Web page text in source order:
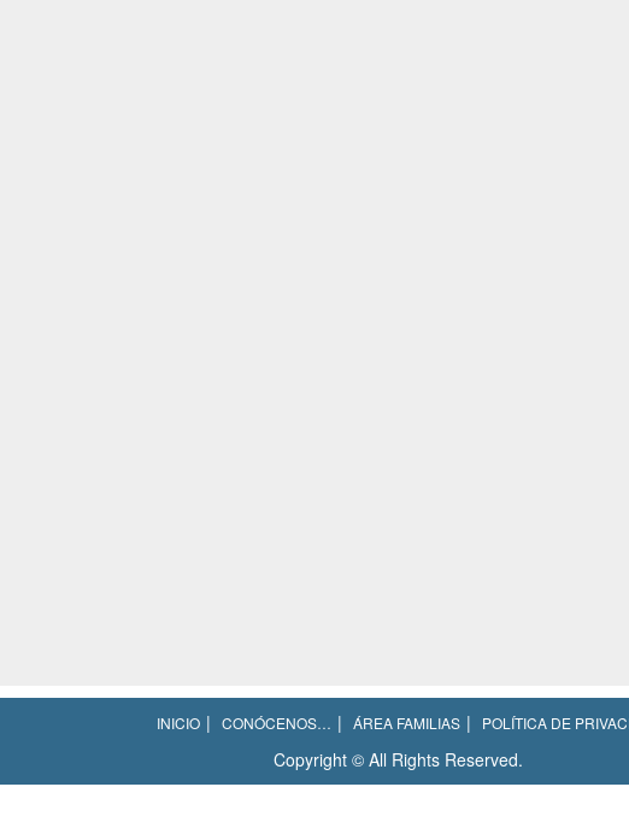
INICIO CONÓCENOS… ÁREA FAMILIAS POLÍTICA DE
Copyright © All Rights Reserved.